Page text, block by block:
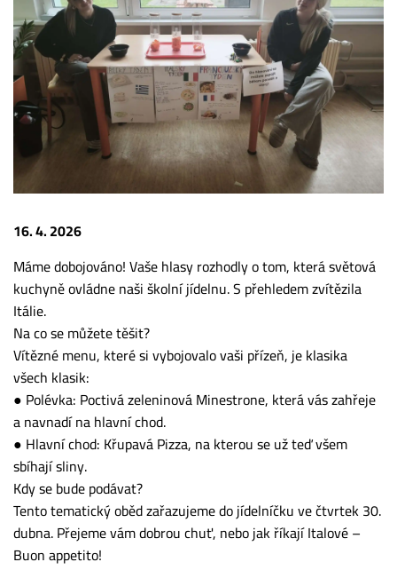
16. 4. 2026
Máme dobojováno! Vaše hlasy rozhodly o tom, která světová
kuchyně ovládne naši školní jídelnu. S přehledem zvítězila
Itálie.
Na co se můžete těšit?
Vítězné menu, které si vybojovalo vaši přízeň, je klasika
všech klasik:
● Polévka: Poctivá zeleninová Minestrone, která vás zahřeje
a navnadí na hlavní chod.
● Hlavní chod: Křupavá Pizza, na kterou se už teď všem
sbíhají sliny.
Kdy se bude podávat?
Tento tematický oběd zařazujeme do jídelníčku ve čtvrtek 30.
dubna. Přejeme vám dobrou chuť, nebo jak říkají Italové –
Buon appetito!